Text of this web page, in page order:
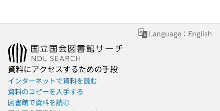
Language：English
資料にアクセスするための手段
インターネットで資料を読む
資料のコピーを入手する
図書館で資料を読む